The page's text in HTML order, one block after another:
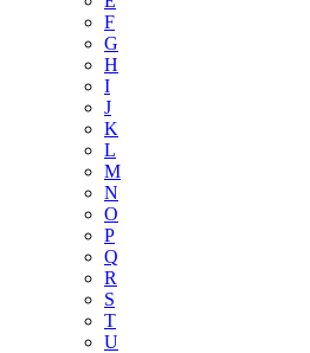
F
G
H
I
J
K
L
M
N
O
P
Q
R
S
T
U